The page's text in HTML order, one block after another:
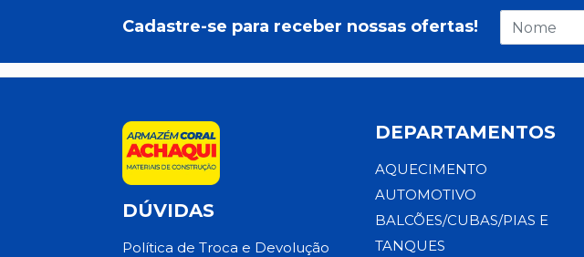
Cadastre-se para receber nossas ofertas!
DÚVIDAS
Política de Troca e Devolução
DEPARTAMENTOS
AQUECIMENTO
AUTOMOTIVO
BALCÕES/CUBAS/PIAS E
TANQUES